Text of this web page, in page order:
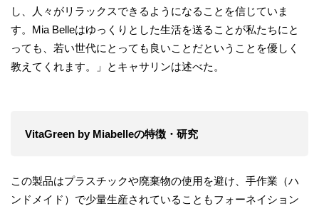
し、人々がリラックスできるようになることを信じていま
す。Mia Belleはゆっくりとした生活を送ることが私たちにと
っても、若い世代にとっても良いことだということを優しく
教えてくれます。」とキャサリンは述べた。
VitaGreen by Miabelleの特徴・研究
この製品はプラスチックや廃棄物の使用を避け、手作業（ハ
ンドメイド）で少量生産されていることもフォーネイション